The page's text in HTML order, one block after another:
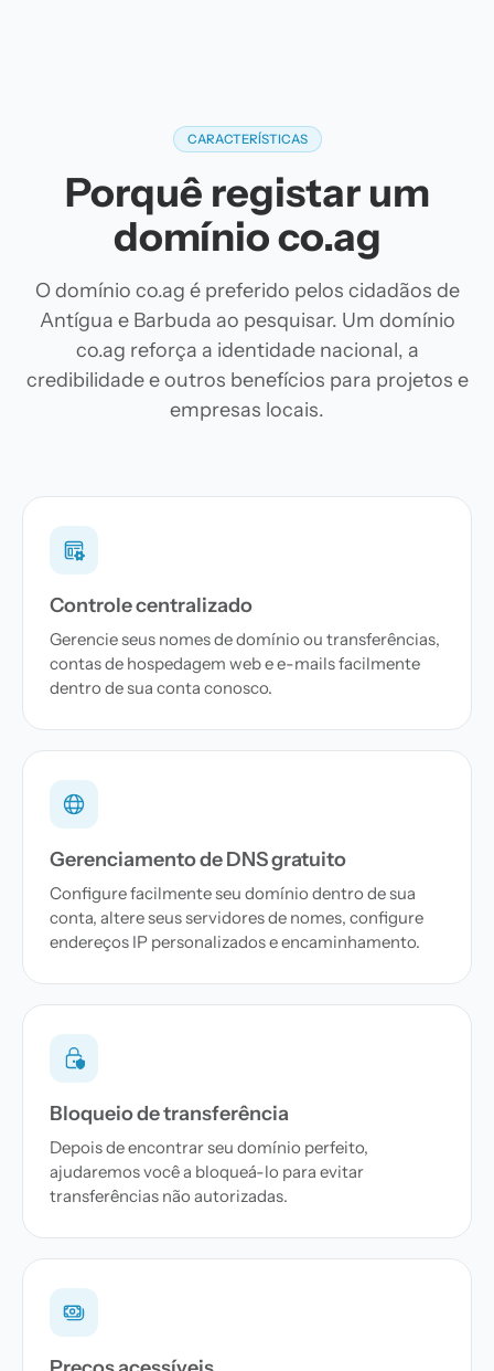
CARACTERÍSTICAS
Porquê registar um
domínio co.ag
O domínio co.ag é preferido pelos cidadãos de
Antígua e Barbuda ao pesquisar. Um domínio
co.ag reforça a identidade nacional, a
credibilidade e outros benefícios para projetos e
empresas locais.
Controle centralizado
Gerencie seus nomes de domínio ou transferências,
contas de hospedagem web e e-mails facilmente
dentro de sua conta conosco.
Gerenciamento de DNS gratuito
Configure facilmente seu domínio dentro de sua
conta, altere seus servidores de nomes, configure
endereços IP personalizados e encaminhamento.
Bloqueio de transferência
Depois de encontrar seu domínio perfeito,
ajudaremos você a bloqueá-lo para evitar
transferências não autorizadas.